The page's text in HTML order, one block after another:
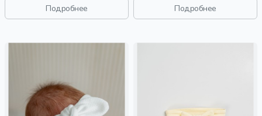
Подробнее
Подробнее